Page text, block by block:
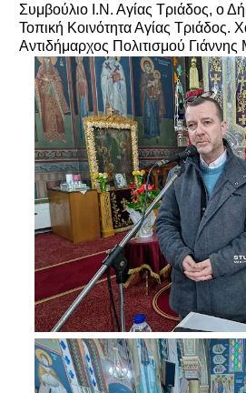
Συμβούλιο Ι.Ν. Αγίας Τριάδος, ο
Τοπική Κοινότητα Αγίας Τριάδος.
Αντιδήμαρχος Πολιτισμού